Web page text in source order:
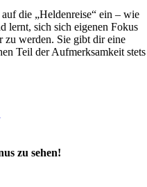
die „Heldenreise“ ein – wie
lernt, sich sich eigenen Fokus
zu werden. Sie gibt dir eine
Teil der Aufmerksamkeit stets
zu sehen!